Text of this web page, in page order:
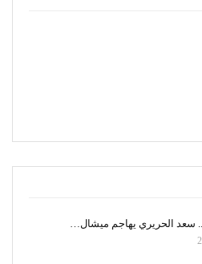
سعد الحريري يهاجم ميشال…